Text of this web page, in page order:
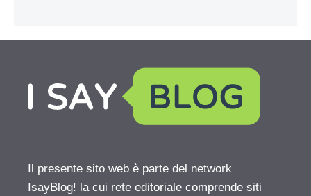
Il presente sito web è parte del network
IsayBlog! la cui rete editoriale comprende siti